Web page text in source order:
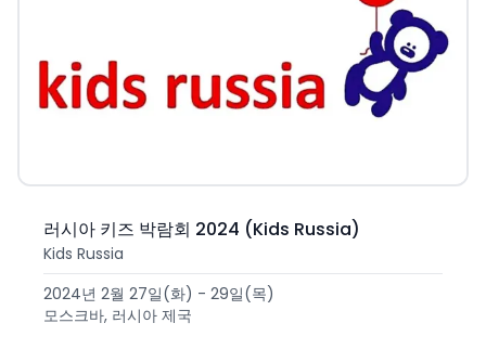
러시아 키즈 박람회 2024 (Kids Russia)
Kids Russia
2024년 2월 27일(화) - 29일(목)
모스크바, 러시아 제국